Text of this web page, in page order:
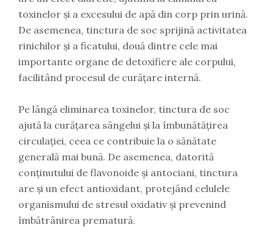
toxinelor și a excesului de apă din corp prin urină.
De asemenea, tinctura de soc sprijină activitatea
rinichilor și a ficatului, două dintre cele mai
importante organe de detoxifiere ale corpului,
facilitând procesul de curățare internă.
Pe lângă eliminarea toxinelor, tinctura de soc
ajută la curățarea sângelui și la îmbunătățirea
circulației, ceea ce contribuie la o sănătate
generală mai bună. De asemenea, datorită
conținutului de flavonoide și antociani, tinctura
are și un efect antioxidant, protejând celulele
organismului de stresul oxidativ și prevenind
îmbătrânirea prematură.